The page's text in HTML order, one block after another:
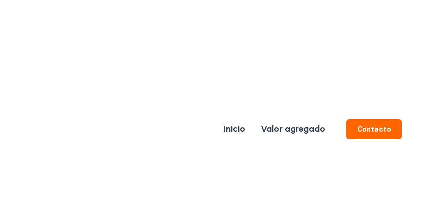
Inicio Valor agregado Contacto